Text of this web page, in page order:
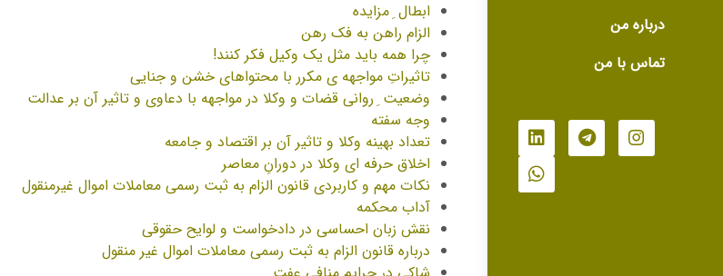
درباره من
تماس با من
ابطال ِ مزایده
الزام راهن به فک رهن
چرا همه باید مثل یک وکیل فکر کنند!
تاثیراتِ مواجهه ی مکرر با محتواهای خشن و جنایی
وضعیت ِ روانی قضات و وکلا در مواجهه با دعاوی و تاثیر آن بر عدالت
وجه سفته
تعداد بهینه وکلا و تاثیر آن بر اقتصاد و جامعه
اخلاق حرفه ای وکلا در دورانِ معاصر
نکات مهم و کاربردی قانون الزام به ثبت رسمی معاملات اموال غیرمنقول
آداب محکمه
نقش زبان احساسی در دادخواست‌ و لوایح حقوقی
درباره قانون الزام به ثبت رسمی معاملات اموال غیر منقول